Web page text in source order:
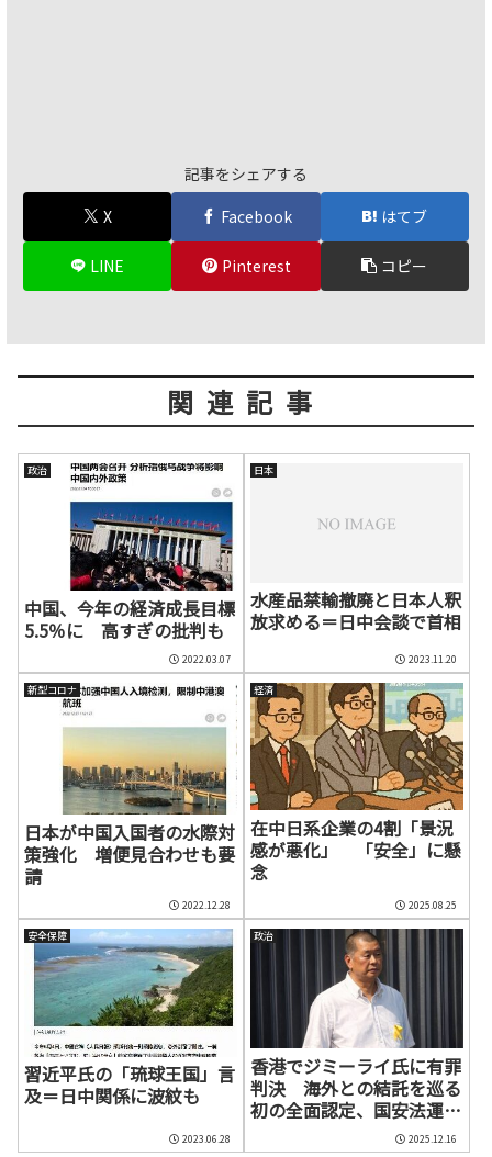
記事をシェアする
X
Facebook はてブ
LINE Pinterest コピー
関連記事
政治
中国、今年の経済成長目標
5.5％に 高すぎの批判も
2022.03.07
日本
水産品禁輸撤廃と日本人釈
放求める＝日中会談で首相
2023.11.20
新型コロナ
日本が中国入国者の水際対
策強化 増便見合わせも要
請
2022.12.28
経済
在中日系企業の4割「景況
感が悪化」 「安全」に懸
念
2025.08.25
安全保障
習近平氏の「琉球王国」言
及＝日中関係に波紋も
2023.06.28
政治
香港でジミーライ氏に有罪
判決 海外との結託を巡る
初の全面認定、国安法運用
2025.12.16